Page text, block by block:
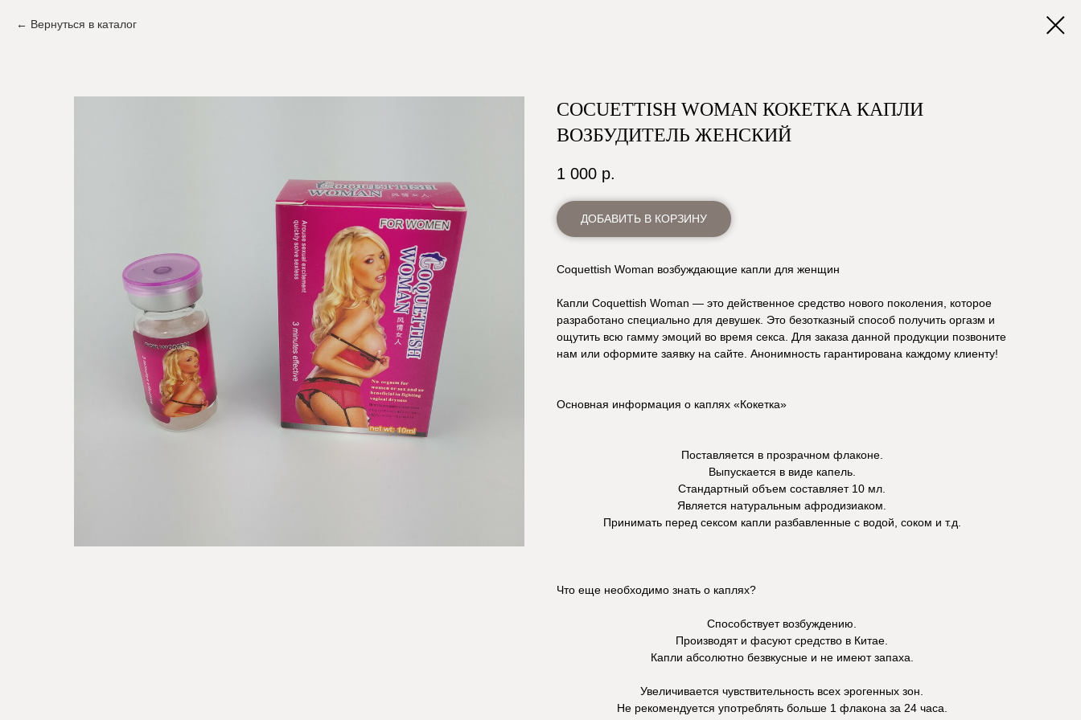
Вернуться в каталог
COCUETTISH WOMAN КОКЕТКА КАПЛИ
ВОЗБУДИТЕЛЬ ЖЕНСКИЙ
1 000 р.
ДОБАВИТЬ В КОРЗИНУ
Coquettish Woman возбуждающие капли для женщин
Капли Coquettish Woman — это действенное средство нового поколения, которое
разработано специально для девушек. Это безотказный способ получить оргазм и
ощутить всю гамму эмоций во время секса. Для заказа данной продукции позвоните
нам или оформите заявку на сайте. Анонимность гарантирована каждому клиенту!
Основная информация о каплях «Кокетка»
Поставляется в прозрачном флаконе.
Выпускается в виде капель.
Стандартный объем составляет 10 мл.
Является натуральным афродизиаком.
Принимать перед сексом капли разбавленные с водой, соком и т.д.
Что еще необходимо знать о каплях?
Способствует возбуждению.
Производят и фасуют средство в Китае.
Капли абсолютно безвкусные и не имеют запаха.
Увеличивается чувствительность всех эрогенных зон.
Не рекомендуется употреблять больше 1 флакона за 24 часа.